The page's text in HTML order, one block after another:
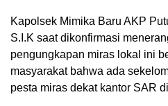
Kapolsek Mimika Baru AKP
S.I.K saat dikonfirmasi
pengungkapan miras lokal ini
masyarakat bahwa ada
pesta miras dekat kantor SAR